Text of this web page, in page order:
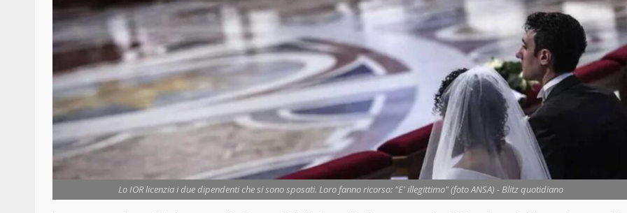
Lo IOR licenzia i due dipendenti che si sono sposati. Loro fanno ricorso: "E' illegittimo" (foto ANSA) - Blitz quotidiano